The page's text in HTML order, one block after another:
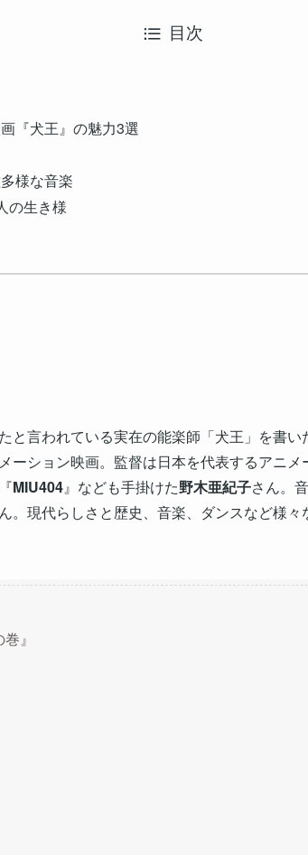
目次
『犬王』の魅力3選
様な音楽
の生き様
言われている実在の能楽師「犬王」を書い
ーション映画。監督は日本を代表するアニメ
MIU404』なども手掛けた野木亜紀子さん。
。現代らしさと歴史、音楽、ダンスなど様
』